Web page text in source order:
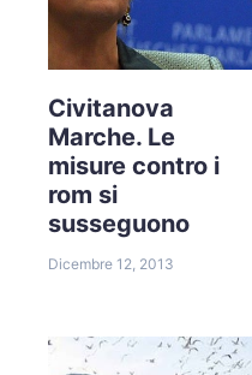
Civitanova
Marche. Le
misure contro i
rom si
susseguono
Dicembre 12, 2013